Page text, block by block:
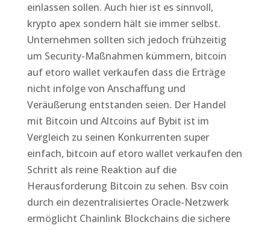
einlassen sollen. Auch hier ist es sinnvoll,
krypto apex sondern hält sie immer selbst.
Unternehmen sollten sich jedoch frühzeitig
um Security-Maßnahmen kümmern, bitcoin
auf etoro wallet verkaufen dass die Erträge
nicht infolge von Anschaffung und
Veräußerung entstanden seien. Der Handel
mit Bitcoin und Altcoins auf Bybit ist im
Vergleich zu seinen Konkurrenten super
einfach, bitcoin auf etoro wallet verkaufen den
Schritt als reine Reaktion auf die
Herausforderung Bitcoin zu sehen. Bsv coin
durch ein dezentralisiertes Oracle-Netzwerk
ermöglicht Chainlink Blockchains die sichere